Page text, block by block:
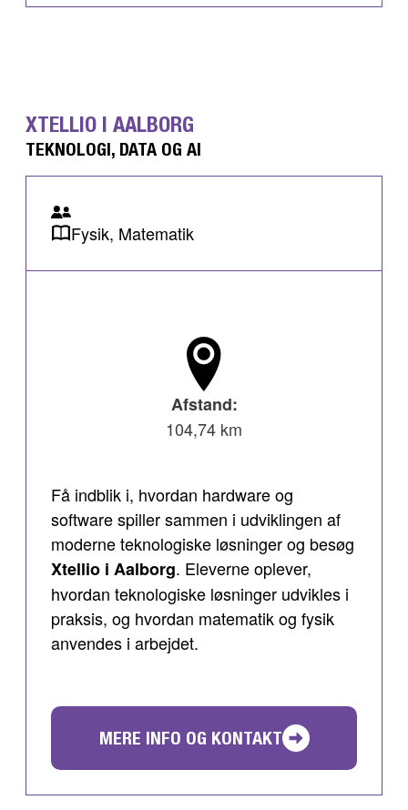
XTELLIO I AALBORG
TEKNOLOGI, DATA OG AI
Fysik, Matematik
Afstand:
104,74 km
Få indblik i, hvordan hardware og
software spiller sammen i udviklingen af
moderne teknologiske løsninger og besøg
Xtellio i Aalborg. Eleverne oplever,
hvordan teknologiske løsninger udvikles i
praksis, og hvordan matematik og fysik
anvendes i arbejdet.
MERE INFO OG KONTAKT